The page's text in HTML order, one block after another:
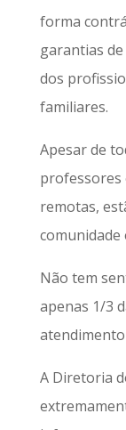
forma
garantias
dos
familiares.
Apesar de
professores
remotas,
comunidade
Não tem
apenas 1/3
A Diretoria